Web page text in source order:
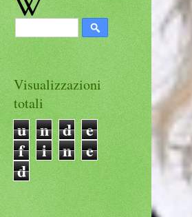
Visualizzazioni
totali
u n d e
f
i n e
d